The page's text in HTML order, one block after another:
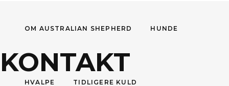
OM AUSTRALIAN SHEPHERD HUNDE
HVALPE TIDLIGERE KULD
KONTAKT